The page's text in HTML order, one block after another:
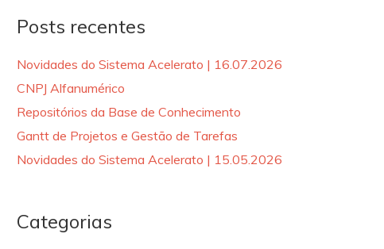
Posts recentes
Novidades do Sistema Acelerato | 16.07.2026
CNPJ Alfanumérico
Repositórios da Base de Conhecimento
Gantt de Projetos e Gestão de Tarefas
Novidades do Sistema Acelerato | 15.05.2026
Categorias